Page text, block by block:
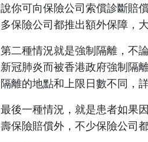
說你可向保險公司索償診斷賠
多保險公司都推出額外保障，
第二種情況就是強制隔離，不
新冠肺炎而被香港政府強制隔
隔離的地點和上限日數不同，
最後一種情況，就是患者如果
壽保險賠償外，不少保險公司